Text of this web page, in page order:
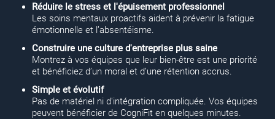
Réduire le stress et l'épuisement professionnel
Les soins mentaux proactifs aident à prévenir la fatigue
émotionnelle et l’absentéisme.
Construire une culture d'entreprise plus saine
Montrez à vos équipes que leur bien-être est une priorité
et bénéficiez d’un moral et d’une rétention accrus.
Simple et évolutif
Pas de matériel ni d'intégration compliquée. Vos équipes
peuvent bénéficier de CogniFit en quelques minutes.